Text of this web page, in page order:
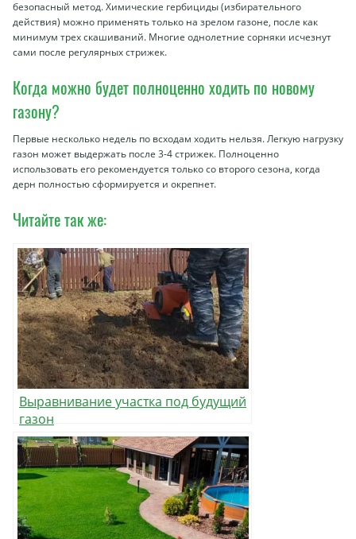
безопасный метод. Химические гербициды (избирательного
действия) можно применять только на зрелом газоне, после как
минимум трех скашиваний. Многие однолетние сорняки исчезнут
сами после регулярных стрижек.
Когда можно будет полноценно ходить по новому
газону?
Первые несколько недель по всходам ходить нельзя. Легкую нагрузку
газон может выдержать после 3-4 стрижек. Полноценно
использовать его рекомендуется только со второго сезона, когда
дерн полностью сформируется и окрепнет.
Читайте так же:
Выравнивание участка под будущий
газон